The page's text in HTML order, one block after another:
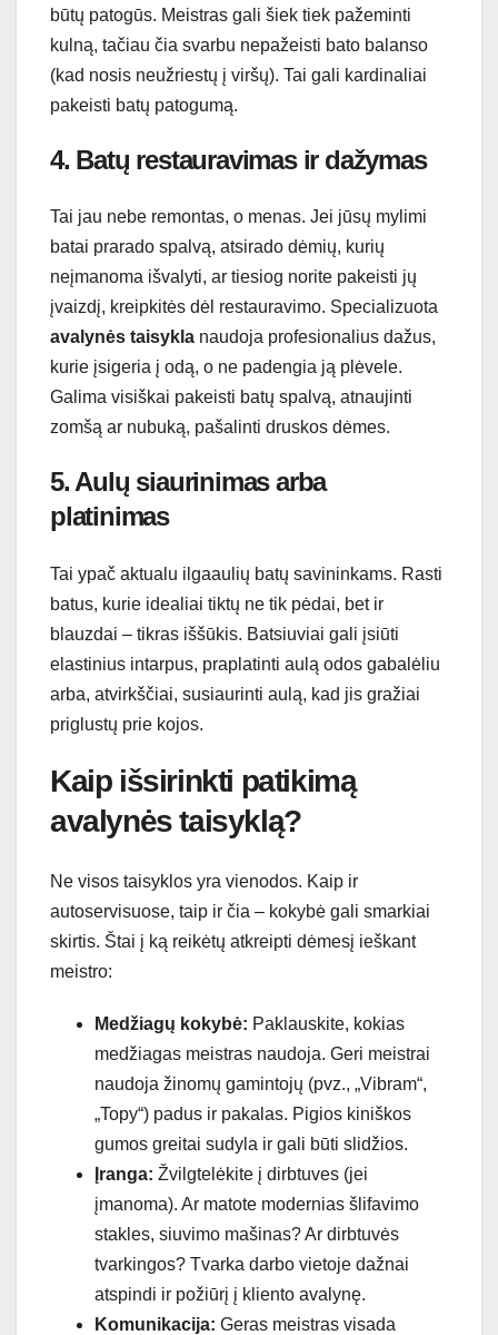
būtų patogūs. Meistras gali šiek tiek pažeminti
kulną, tačiau čia svarbu nepažeisti bato balanso
(kad nosis neužriestų į viršų). Tai gali kardinaliai
pakeisti batų patogumą.
4. Batų restauravimas ir dažymas
Tai jau nebe remontas, o menas. Jei jūsų mylimi
batai prarado spalvą, atsirado dėmių, kurių
neįmanoma išvalyti, ar tiesiog norite pakeisti jų
įvaizdį, kreipkitės dėl restauravimo. Specializuota
avalynės taisykla naudoja profesionalius dažus,
kurie įsigeria į odą, o ne padengia ją plėvele.
Galima visiškai pakeisti batų spalvą, atnaujinti
zomšą ar nubuką, pašalinti druskos dėmes.
5. Aulų siaurinimas arba
platinimas
Tai ypač aktualu ilgaaulių batų savininkams. Rasti
batus, kurie idealiai tiktų ne tik pėdai, bet ir
blauzdai – tikras iššūkis. Batsiuviai gali įsiūti
elastinius intarpus, praplatinti aulą odos gabalėliu
arba, atvirkščiai, susiaurinti aulą, kad jis gražiai
priglustų prie kojos.
Kaip išsirinkti patikimą
avalynės taisyklą?
Ne visos taisyklos yra vienodos. Kaip ir
autoservisuose, taip ir čia – kokybė gali smarkiai
skirtis. Štai į ką reikėtų atkreipti dėmesį ieškant
meistro:
Medžiagų kokybė: Paklauskite, kokias
medžiagas meistras naudoja. Geri meistrai
naudoja žinomų gamintojų (pvz., „Vibram“,
„Topy“) padus ir pakalas. Pigios kiniškos
gumos greitai sudyla ir gali būti slidžios.
Įranga: Žvilgtelėkite į dirbtuves (jei
įmanoma). Ar matote modernias šlifavimo
stakles, siuvimo mašinas? Ar dirbtuvės
tvarkingos? Tvarka darbo vietoje dažnai
atspindi ir požiūrį į kliento avalynę.
Komunikacija: Geras meistras visada